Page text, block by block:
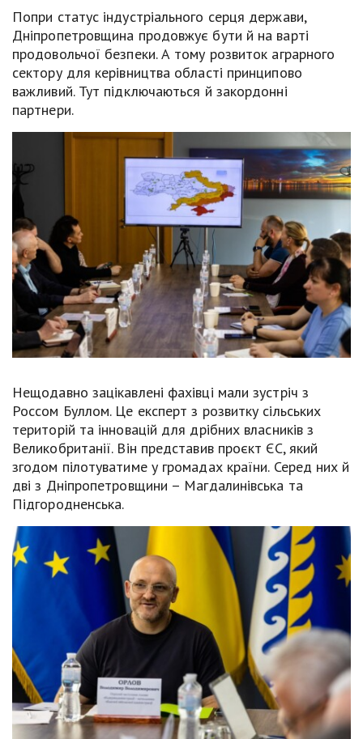
Попри статус індустріального серця держави,
Дніпропетровщина продовжує бути й на варті
продовольчої безпеки. А тому розвиток аграрного
сектору для керівництва області принципово
важливий. Тут підключаються й закордонні
партнери.
Нещодавно зацікавлені фахівці мали зустріч з
Россом Буллом. Це експерт з розвитку сільських
територій та інновацій для дрібних власників з
Великобританії. Він представив проєкт ЄС, який
згодом пілотуватиме у громадах країни. Серед них й
дві з Дніпропетровщини – Магдалинівська та
Підгородненська.